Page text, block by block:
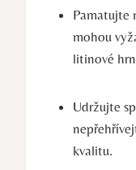
Pamatujte
mohou
litinové
Udržujte
kvalitu.